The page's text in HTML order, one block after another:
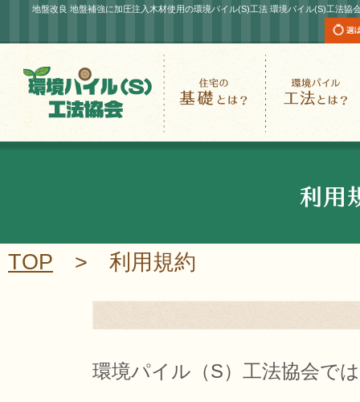
地盤改良 地盤補強に加圧注入木材使用の環境パイル(S)工法 環境パイル(S)工法協
環境パイル(S)工法協会住宅の基礎とは?
TOP > 利用規約
環境パイル（S）工法協会で